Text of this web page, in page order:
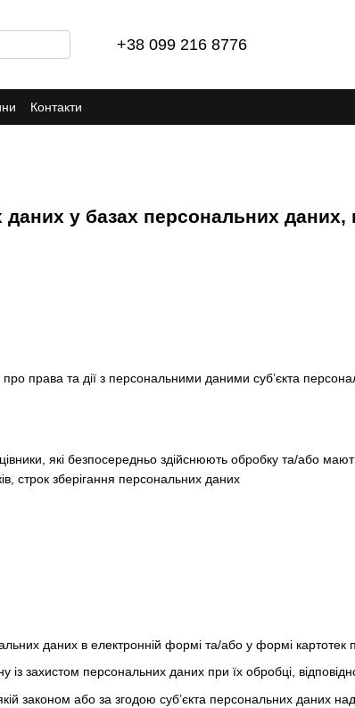
+38 099 216 8776
Контакти
у базах персональних даних,
права та дії з персональними даними суб’єкта
які безпосередньо здійснюють обробку та/або
строк зберігання персональних даних
даних в електронній формі та/або у формі картотек
із захистом персональних даних при їх обробці,
законом або за згодою суб’єкта персональних даних